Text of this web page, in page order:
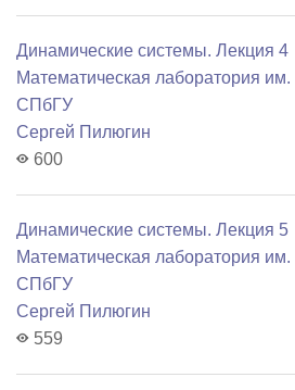
Динамические системы. Лекция 4
Математичеcкая лаборатория
СПбГУ
Сергей Пилюгин
600
Динамические системы. Лекция 5
Математичеcкая лаборатория
СПбГУ
Сергей Пилюгин
559